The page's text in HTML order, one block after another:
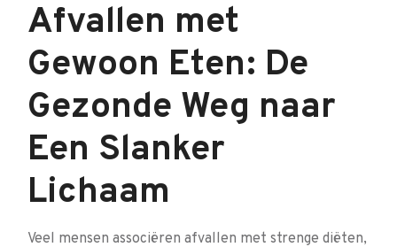
Afvallen met
Gewoon Eten: De
Gezonde Weg naar
Een Slanker
Lichaam
Veel mensen associëren afvallen met strenge diëten,